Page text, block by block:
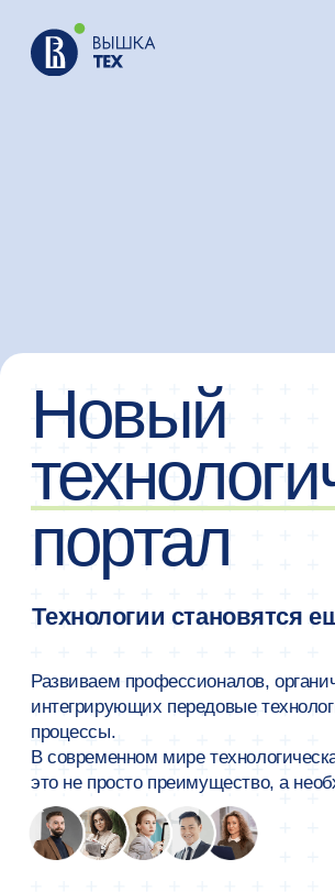
Развиваем профессионалов, органично
интегрирующих передовые технологии в рабочие
В современном мире технологическая грамотность —
это не просто преимущество, а необходимость
портал
технологичный
Технологии становятся еще ближе
ВышкаОнлайн— это
онлайн-кампус НИУ
ВШЭ. У нас за плечами